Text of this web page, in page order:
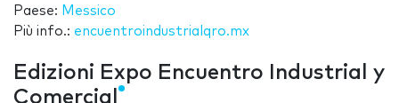
Paese: Messico
Più info.: encuentroindustrialqro.mx
Edizioni Expo Encuentro Industrial y
Comercial